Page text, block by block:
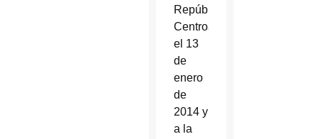
República
Centroafricana
el 13
de
enero
de
2014 y
a la